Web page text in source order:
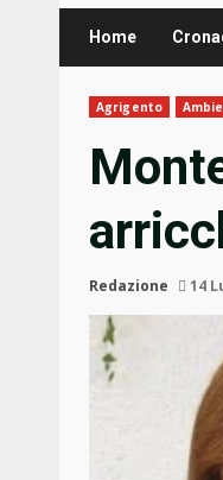
Home
Agrigento
Redazione 14